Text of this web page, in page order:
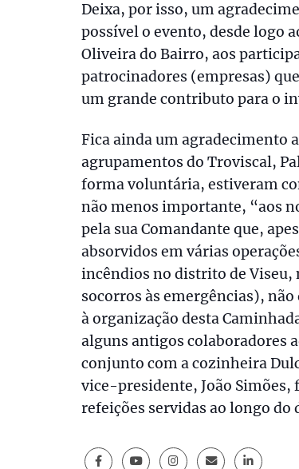
Deixa, por isso, um
possível o evento, desde logo
Oliveira do Bairro, aos
patrocinadores (empresas)
um grande contributo para o
Fica ainda um agradecimento
agrupamentos do Troviscal,
forma voluntária, estiveram
não menos importante, “aos
pela sua Comandante que,
absorvidos em várias
incêndios no distrito de Viseu,
socorros às emergências),
à organização desta
alguns antigos colaboradores
conjunto com a cozinheira
vice-presidente, João Simões,
refeições servidas ao longo do